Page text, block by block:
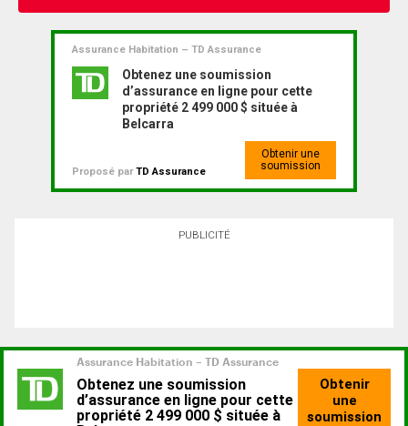
Assurance Habitation – TD Assurance
Obtenez une soumission
d’assurance en ligne pour cette
propriété 2 499 000 $ située à
Belcarra
Proposé parTD Assurance
Obtenir une
soumission
PUBLICITÉ